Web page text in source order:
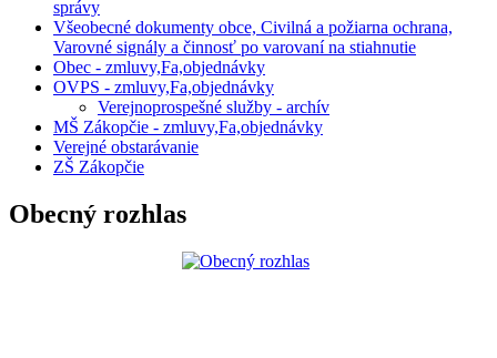
správy
Všeobecné dokumenty obce, Civilná a požiarna ochrana,
Varovné signály a činnosť po varovaní na stiahnutie
Obec - zmluvy,Fa,objednávky
OVPS - zmluvy,Fa,objednávky
Verejnoprospešné služby - archív
MŠ Zákopčie - zmluvy,Fa,objednávky
Verejné obstarávanie
ZŠ Zákopčie
Obecný rozhlas